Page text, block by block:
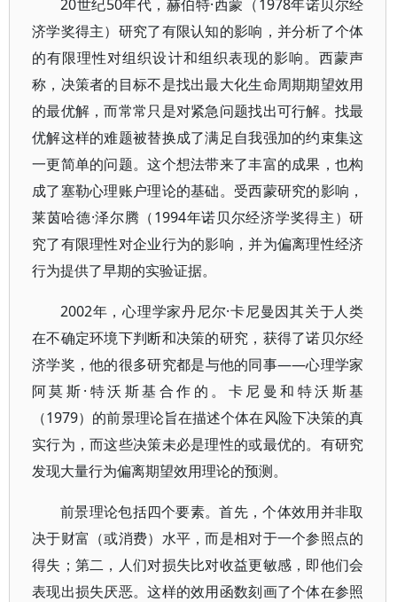
20世纪50年代，赫伯特·西蒙（1978年诺贝尔经
济学奖得主）研究了有限认知的影响，并分析了个体
的有限理性对组织设计和组织表现的影响。西蒙声
称，决策者的目标不是找出最大化生命周期期望效用
的最优解，而常常只是对紧急问题找出可行解。找最
优解这样的难题被替换成了满足自我强加的约束集这
一更简单的问题。这个想法带来了丰富的成果，也构
成了塞勒心理账户理论的基础。受西蒙研究的影响，
莱茵哈德·泽尔腾（1994年诺贝尔经济学奖得主）研
究了有限理性对企业行为的影响，并为偏离理性经济
行为提供了早期的实验证据。
2002年，心理学家丹尼尔·卡尼曼因其关于人类
在不确定环境下判断和决策的研究，获得了诺贝尔经
济学奖，他的很多研究都是与他的同事——心理学家
阿莫斯·特沃斯基合作的。卡尼曼和特沃斯基
（1979）的前景理论旨在描述个体在风险下决策的真
实行为，而这些决策未必是理性的或最优的。有研究
发现大量行为偏离期望效用理论的预测。
前景理论包括四个要素。首先，个体效用并非取
决于财富（或消费）水平，而是相对于一个参照点的
得失；第二，人们对损失比对收益更敏感，即他们会
表现出损失厌恶。这样的效用函数刻画了个体在参照